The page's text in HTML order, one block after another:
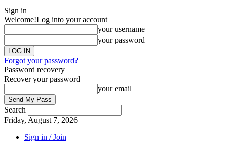
Sign in
Welcome!Log into your account
your username
your password
Forgot your password?
Password recovery
Recover your password
your email
Search
Friday, August 7, 2026
Sign in / Join